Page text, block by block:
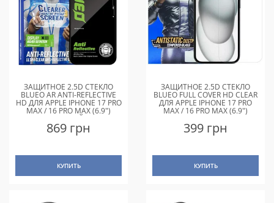
ЗАЩИТНОЕ 2.5D СТЕКЛО
BLUEO AR ANTI-REFLECTIVE
HD ДЛЯ APPLE IPHONE 17 PRO
MAX / 16 PRO MAX (6.9")
ЧЕРНЫЙ
869 грн
КУПИТЬ
ЗАЩИТНОЕ 2.5D СТЕКЛО
BLUEO FULL COVER HD CLEAR
ДЛЯ APPLE IPHONE 17 PRO
MAX / 16 PRO MAX (6.9")
399 грн
КУПИТЬ